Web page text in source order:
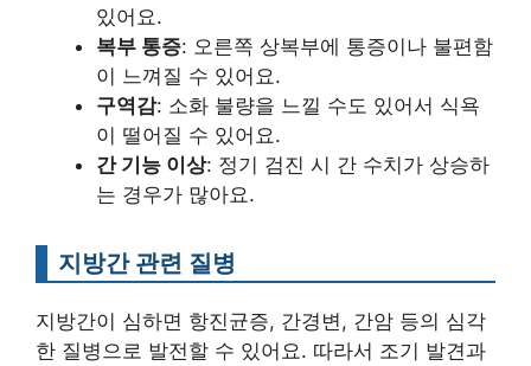
있어요.
복부 통증: 오른쪽 상복부에 통증이나 불편함
이 느껴질 수 있어요.
구역감: 소화 불량을 느낄 수도 있어서 식욕
이 떨어질 수 있어요.
간 기능 이상: 정기 검진 시 간 수치가 상승하
는 경우가 많아요.
지방간 관련 질병
지방간이 심하면 항진균증, 간경변, 간암 등의 심각
한 질병으로 발전할 수 있어요. 따라서 조기 발견과